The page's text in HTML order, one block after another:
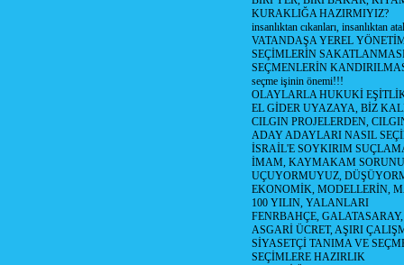
KURAKLIĞA HAZIRMIYIZ?
insanlıktan cıkanları, insanlıktan
VATANDAŞA YEREL
SEÇİMLERİN
SEÇMENLERİN
seçme işinin önemi!!!
OLAYLARLA HUKUKİ
EL GİDER UYAZAYA, BİZ
CILGIN PROJELERDEN,
ADAY ADAYLARI NASIL
İSRAİL'E SOYKIRIM
İMAM, KAYMAKAM SORUNU
UÇUYORMUYUZ,
EKONOMİK, MODELLERİN,
100 YILIN, YALANLARI
FENRBAHÇE,
ASGARİ ÜCRET, AŞIRI
SİYASETÇİ TANIMA VE
SEÇİMLERE HAZIRLIK